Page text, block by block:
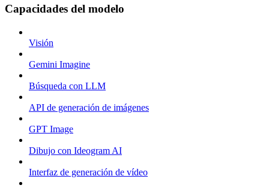
Capacidades del modelo
Visión
Gemini Imagine
Búsqueda con LLM
API de generación de imágenes
GPT Image
Dibujo con Ideogram AI
Interfaz de generación de vídeo